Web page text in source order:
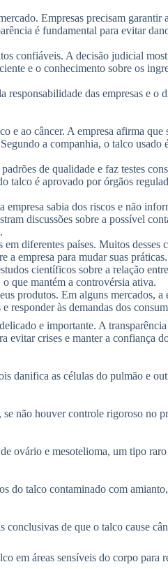
Empresas precisam garantir
é fundamental para evitar
confiáveis. A decisão judicial
e o conhecimento sobre os
responsabilidade das empresas e o
e ao câncer. A empresa afirma que
a companhia, o talco usado
de qualidade e faz testes
talco é aprovado por órgãos
sabia dos riscos e não
discussões sobre a possível
diferentes países. Muitos desses
a empresa para mudar suas práticas.
científicos sobre a relação
que mantém a controvérsia ativa.
produtos. Em alguns mercados, a
responder às demandas dos
e importante. A
evitar crises e manter a confiança
danifica as células do pulmão e
não houver controle rigoroso no
ovário e mesotelioma, um tipo
do talco contaminado com
conclusivas de que o talco cause
em áreas sensíveis do corpo para